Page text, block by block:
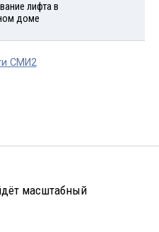
лифта в
доме
СМИ2
масштабный